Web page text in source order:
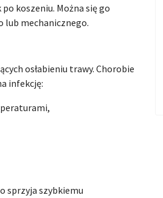
koszeniu. Można się go
lub mechanicznego.
osłabieniu trawy. Chorobie
infekcję:
sprzyja szybkiemu